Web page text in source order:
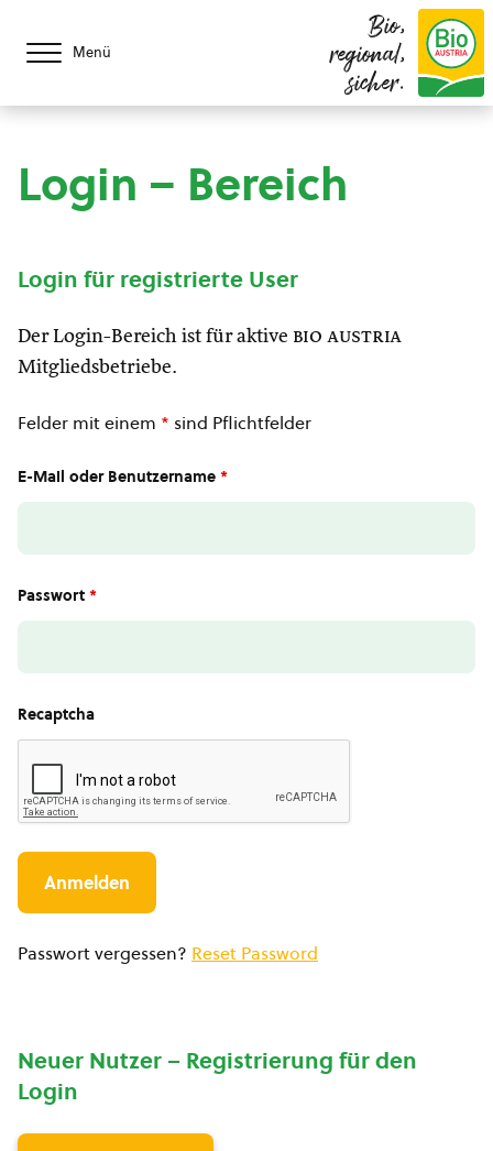
Menü
Bio,
regional,
sicher.
Login – Bereich
Login für registrierte User
Der Login-Bereich ist für aktive bio austria
Mitgliedsbetriebe.
Felder mit einem * sind Pflichtfelder
E-Mail oder Benutzername *
Passwort *
Recaptcha
Passwort vergessen? Reset Password
Neuer Nutzer – Registrierung für den
Login